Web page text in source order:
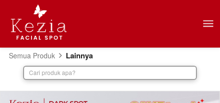
Semua Produk Lainnya
Cari produk apa?